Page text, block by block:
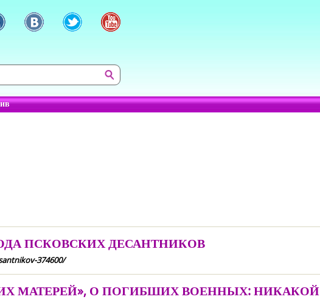
ПСКОВСКИХ ДЕСАНТНИКОВ
374600/
МАТЕРЕЙ», О ПОГИБШИХ ВОЕННЫХ: НИКАКОЙ